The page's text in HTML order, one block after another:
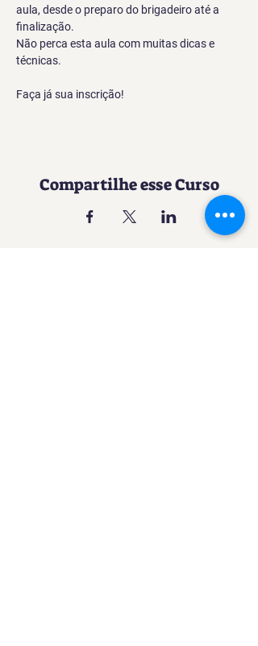
aula, desde o preparo do brigadeiro até a
finalização.
Não perca esta aula com muitas dicas e
técnicas.
Faça já sua inscrição!
Compartilhe esse Curso